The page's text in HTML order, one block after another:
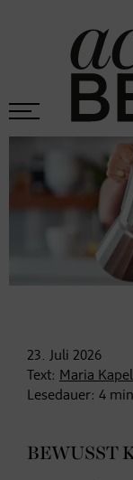
23. Juli 2026
Text: Maria
Lesedauer: 4 min
BEWUSST